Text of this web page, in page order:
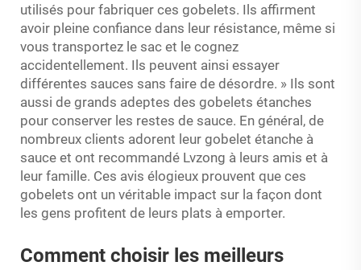
utilisés pour fabriquer ces gobelets. Ils affirment
avoir pleine confiance dans leur résistance, même si
vous transportez le sac et le cognez
accidentellement. Ils peuvent ainsi essayer
différentes sauces sans faire de désordre. » Ils sont
aussi de grands adeptes des gobelets étanches
pour conserver les restes de sauce. En général, de
nombreux clients adorent leur gobelet étanche à
sauce et ont recommandé Lvzong à leurs amis et à
leur famille. Ces avis élogieux prouvent que ces
gobelets ont un véritable impact sur la façon dont
les gens profitent de leurs plats à emporter.
Comment choisir les meilleurs